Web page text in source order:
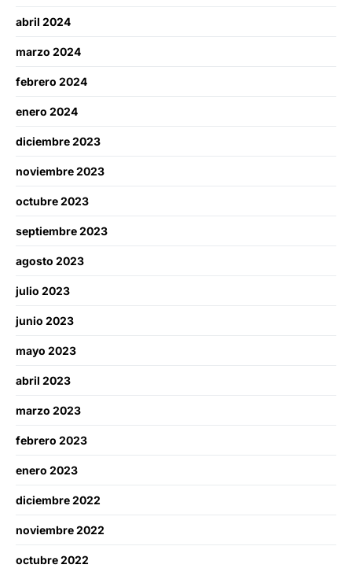
abril 2024
marzo 2024
febrero 2024
enero 2024
diciembre 2023
noviembre 2023
octubre 2023
septiembre 2023
agosto 2023
julio 2023
junio 2023
mayo 2023
abril 2023
marzo 2023
febrero 2023
enero 2023
diciembre 2022
noviembre 2022
octubre 2022